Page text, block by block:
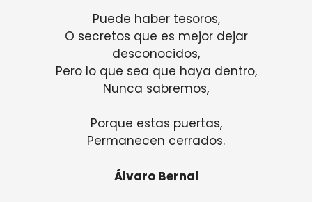
Puede haber tesoros,
O secretos que es mejor dejar
desconocidos,
Pero lo que sea que haya dentro,
Nunca sabremos,
Porque estas puertas,
Permanecen cerrados.
Álvaro Bernal